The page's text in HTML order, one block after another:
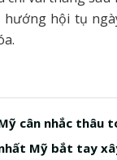
hướng hội tụ
cân nhắc
Mỹ bắt tay